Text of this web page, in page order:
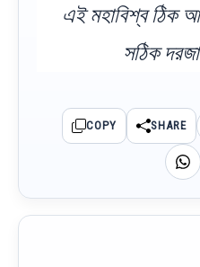
এই মহাবিশ্ব ঠিক
সঠিক
COPY SHARE